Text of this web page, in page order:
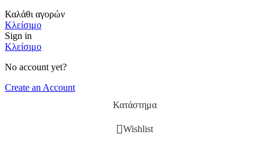
Καλάθι αγορών
Κλείσιμο
Sign in
Κλείσιμο
No account yet?
Create an Account
Κατάστημα
Wishlist